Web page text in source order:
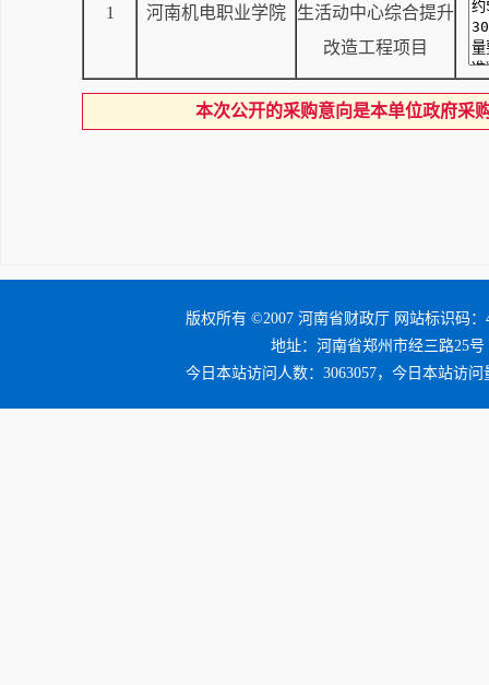
1 河南机电职业学院
生活动中心综合提升
改造工程项目
本次公开的采购意向是本单位政府采
版权所有 ©2007 河南省财政厅 网站标识码：
地址：河南省郑州市经三路25号
今日本站访问人数：3063057，今日本站访问